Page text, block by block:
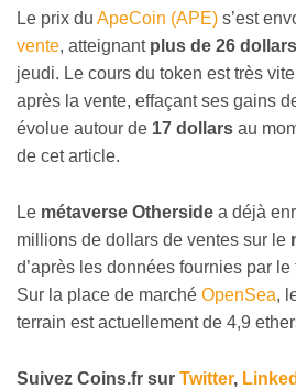
Le prix du ApeCoin (APE) s’est
vente, atteignantplus de 26 dollars
jeudi. Le cours du token est très
après la vente, effaçant ses gains
évolue autour de 17 dollars au
de cet article.
Le métaverse Otherside a déjà
millions de dollars de ventes sur le
d’après les données fournies par
Sur la place de marché OpenSea,
terrain est actuellement de 4,9
Suivez Coins.fr sur Twitter,